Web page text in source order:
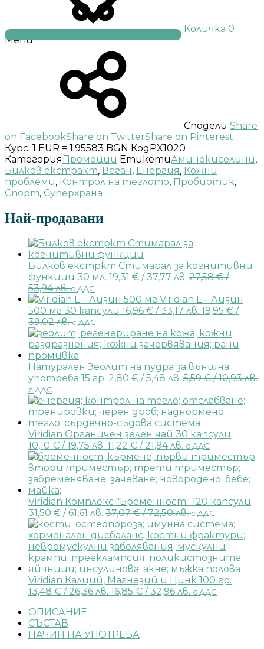
Количка 0
Menu
Сподели Share
on FacebookShare on TwitterShare on Pinterest
Курс: 1 EUR = 1.95583 BGN КодPX1020
КатегорияПромоции ЕтикетиАминокиселини,
Билков екстракт, Веган, Енергия, Кожни
проблеми, Контрол на теглото, Пробиотик,
Спорт, Суперхрана
Най-продавани
Билков екстркт Стимарал за когнитивни
функции 30 мл. 19,31 € / 37,77 лв. 27,58€/
53,94 лв.с ДДС
Viridian L – Лизин
500 мг 30 капсули 16,96 € / 33,17 лв. 19,95€/
39,02 лв.с ДДС
Натурален Зеолит на пудра за външна
употреба 15 гр. 2,80 € / 5,48 лв. 5,59€/ 10,93 лв.
с ДДС
Viridian Органичен зелен чай 30 капсули
10,10 € / 19,75 лв. 11,22€/ 21,94 лв.с ДДС
Viridian Комплекс "Бременност" 120 капсули
31,50 € / 61,61 лв. 37,07€/ 72,50 лв.с ДДС
Viridian Калций, Магнезий и Цинк 100 гр.
13,48 € / 26,36 лв. 16,85€/ 32,96 лв.с ДДС
ОПИСАНИЕ
СЪСТАВ
НАЧИН НА УПОТРЕБА